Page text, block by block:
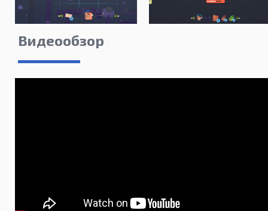
Видеообзор